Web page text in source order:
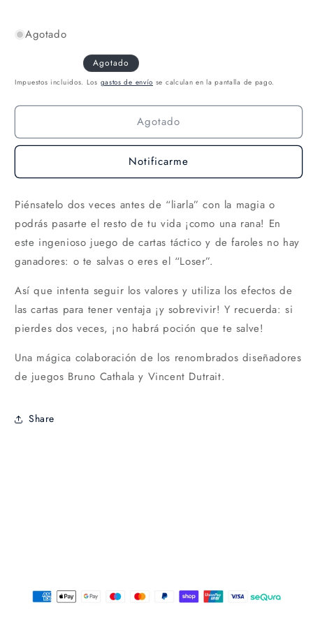
Agotado
Agotado
Impuestos incluidos. Los gastos de envío se calculan en la pantalla de pago.
Agotado
Notificarme
Piénsatelo dos veces antes de “liarla” con la magia o
podrás pasarte el resto de tu vida ¡como una rana! En
este ingenioso juego de cartas táctico y de faroles no hay
ganadores: o te salvas o eres el “Loser”.
Así que intenta seguir los valores y utiliza los efectos de
las cartas para tener ventaja ¡y sobrevivir! Y recuerda: si
pierdes dos veces, ¡no habrá poción que te salve!
Una mágica colaboración de los renombrados diseñadores
de juegos Bruno Cathala y Vincent Dutrait.
Share